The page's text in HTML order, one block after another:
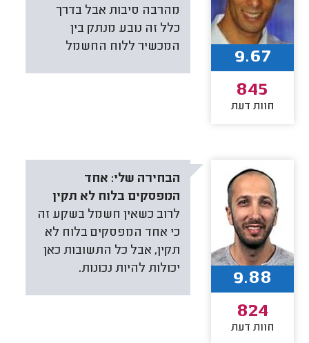
מהרבה סיבות אבל בדרך
כלל זה נובע מנתק בין
המכשיר ללוח החשמל
9.67
845
חוות דעת
הבחירה שלי: אחד
המפסקים בלוח לא תקין
לרוב כשאין חשמל בשקע זה
כי אחד המפסקים בלוח לא
תקין, אבל כל התשובות כאן
יכולות להיות נכונות.
9.88
824
חוות דעת